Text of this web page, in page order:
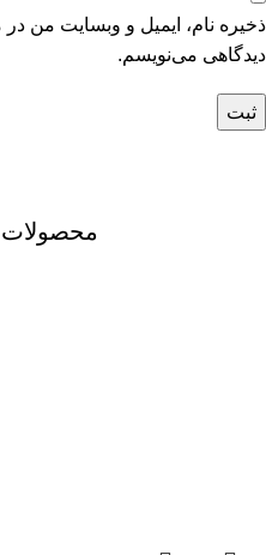
ذخیره نام، ایمیل و وبسایت من
دیدگاهی می‌نویسم.
محصولات